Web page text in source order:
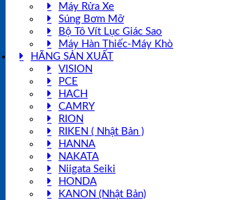
Máy Rửa Xe
Súng Bơm Mỡ
Bộ Tô Vít Lục Giác Sao
Máy Hàn Thiếc-Máy Khò
HÃNG SẢN XUẤT
VISION
PCE
HACH
CAMRY
RION
RIKEN ( Nhật Bản )
HANNA
NAKATA
Niigata Seiki
HONDA
KANON (Nhật Bản)